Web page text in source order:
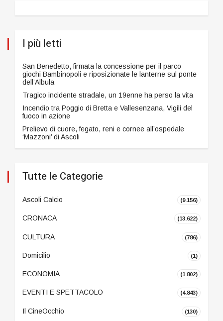
I più letti
San Benedetto, firmata la concessione per il parco
giochi Bambinopoli e riposizionate le lanterne sul ponte
dell’Albula
Tragico incidente stradale, un 19enne ha perso la vita
Incendio tra Poggio di Bretta e Vallesenzana, Vigili del
fuoco in azione
Prelievo di cuore, fegato, reni e cornee all’ospedale
‘Mazzoni’ di Ascoli
Tutte le Categorie
Ascoli Calcio (9.156)
CRONACA (13.622)
CULTURA (786)
Domicilio (1)
ECONOMIA (1.802)
EVENTI E SPETTACOLO (4.843)
Il CineOcchio (130)